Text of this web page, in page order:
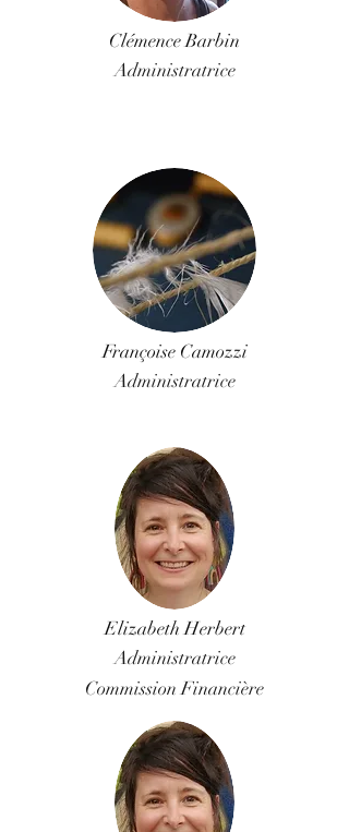
Clémence Barbin
Administratrice
Françoise Camozzi
Administratrice
Elizabeth Herbert
Administratrice
Commission Financière